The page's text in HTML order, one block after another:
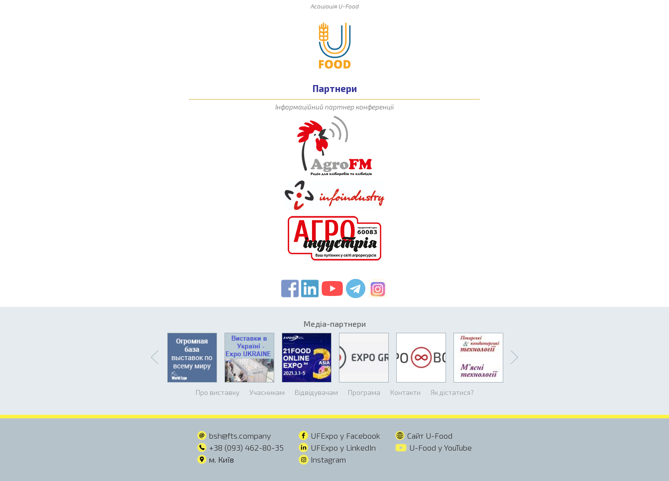
Асоціація U-Food
Партнери
Інформаційний партнер конференції
Медіа-партнери
Про виставку Учасникам Відвідувачам Програма Контакти Як дістатися?
bsh@fts.company
+38 (093) 462-80-35
м. Київ
UFExpo y Facebook
UFExpo y LinkedIn
Instagram
Сайт U-Food
U-Food y YouTube